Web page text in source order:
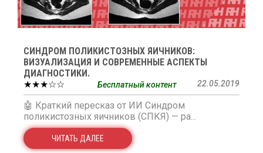
СИНДРОМ ПОЛИКИСТОЗНЫХ ЯИЧНИКОВ:
ВИЗУАЛИЗАЦИЯ И СОВРЕМЕННЫЕ АСПЕКТЫ
ДИАГНОСТИКИ.
★★★☆☆
22.05.2019
Бесплатный контент
🤖 Краткий пересказ от ИИ Синдром
поликистозных яичников (СПКЯ) — ра...
ЧИТАТЬ ДАЛЕЕ